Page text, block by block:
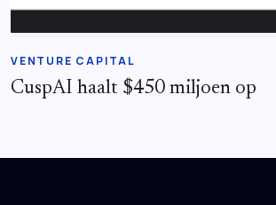
VENTURE CAPITAL
CuspAI haalt $450 miljoen op